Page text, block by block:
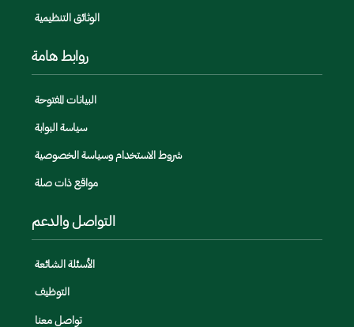
الوثائق التنظيمية
روابط هامة
البيانات المفتوحة
سياسة البوابة
شروط الاستخدام وسياسة الخصوصية
مواقع ذات صلة
التواصل والدعم
الأسئلة الشائعة
التوظيف
تواصل معنا